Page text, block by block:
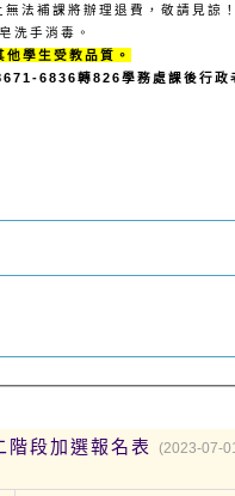
法補課將辦理退費，敬請見諒！
洗手消毒。
學生受教品質。
6836轉826學務處課後行政
段加選報名表
(2023-07-